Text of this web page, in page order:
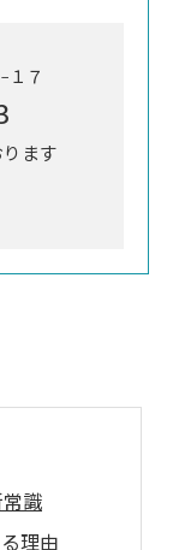
１７
ます
識